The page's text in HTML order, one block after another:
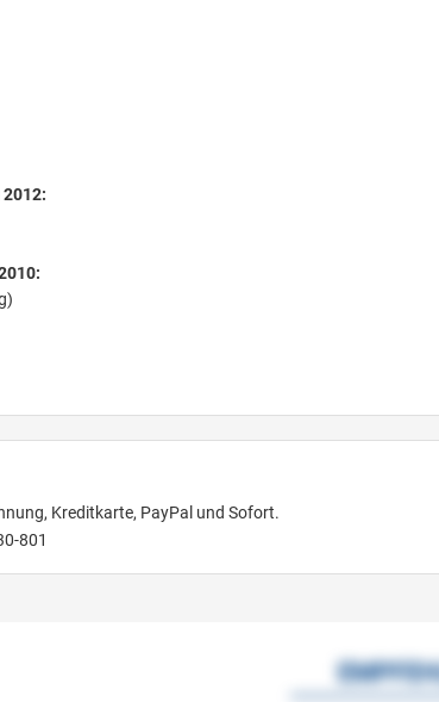
Kreditkarte, PayPal und Sofort.
801